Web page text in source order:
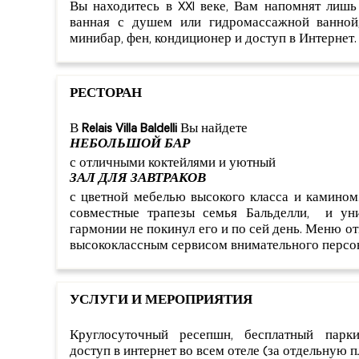
Вы находитесь в XXI веке, Вам напомнят лишь
ванная с душем или гидромассажной
минибар, фен, кондиционер и доступ в Интернет.
РЕСТОРАН
В Relais Villa Baldelli Вы найдете
НЕБОЛЬШОЙ БАР
с отличными коктейлями и уютный
ЗАЛ ДЛЯ ЗАВТРАКОВ
с цветной мебелью высокого класса и
совместные трапезы семья Бальделли, и
гармонии не покинул его и по сей день. Меню
высококлассным сервисом внимательного
УСЛУГИ И МЕРОПРИЯТИЯ
Круглосуточный ресепшн, бесплатный
доступ в интернет во всем отеле (за отдельную